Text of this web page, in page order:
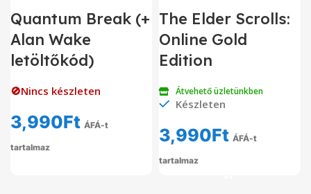
Quantum Break (+
Alan Wake
letöltőkód)
🚫Nincs készleten
3,990Ft ÁFÁ-t
tartalmaz
The Elder Scrolls:
Online Gold
Edition
Átvehető üzletünkben
Készleten
3,990Ft ÁFÁ-t
tartalmaz